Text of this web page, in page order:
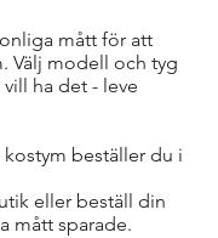
mått för att
Välj modell och tyg
ha det - leve
beställer du i
eller beställ din
mått sparade.